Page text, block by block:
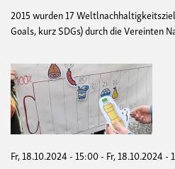
2015 wurden 17
Goals, kurz SDGs) durch die Vereinten
Fr, 18.10.2024 - 15:00- Fr, 18.10.2024 -